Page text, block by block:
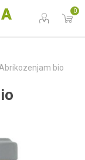
0
Abrikozenjam bio